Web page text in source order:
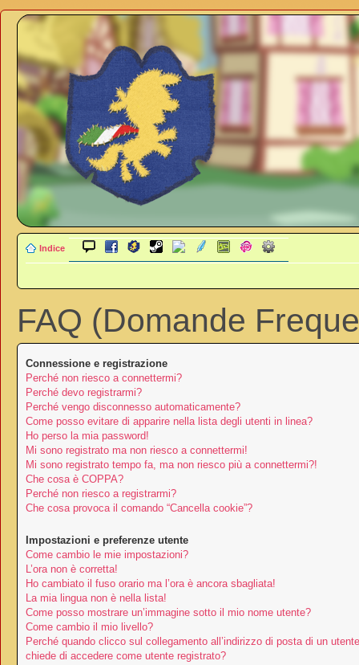
Indice
FAQ (Domande
Connessione e registrazione
Perché non riesco a connettermi?
Perché devo registrarmi?
Perché vengo disconnesso automaticamente?
Come posso evitare di apparire nella lista degli utenti in linea?
Ho perso la mia password!
Mi sono registrato ma non riesco a connettermi!
Mi sono registrato tempo fa, ma non riesco più a connettermi?!
Che cosa è COPPA?
Perché non riesco a registrarmi?
Che cosa provoca il comando “Cancella cookie”?
Impostazioni e preferenze utente
Come cambio le mie impostazioni?
L’ora non è corretta!
Ho cambiato il fuso orario ma l’ora è ancora sbagliata!
La mia lingua non è nella lista!
Come posso mostrare un’immagine sotto il mio nome utente?
Come cambio il mio livello?
Perché quando clicco sul collegamento all’indirizzo di posta di un
chiede di accedere come utente registrato?